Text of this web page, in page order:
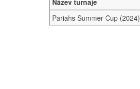
Název turnaje
Pariahs Summer Cup (2024)